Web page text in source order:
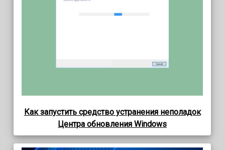
Как запустить средство устранения неполадок
Центра обновления Windows